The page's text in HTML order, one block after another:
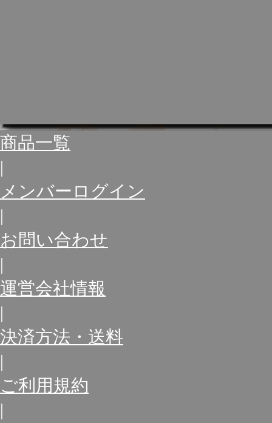
商品一覧
|
メンバーログイン
|
お問い合わせ
|
運営会社情報
|
決済方法・送料
|
ご利用規約
|